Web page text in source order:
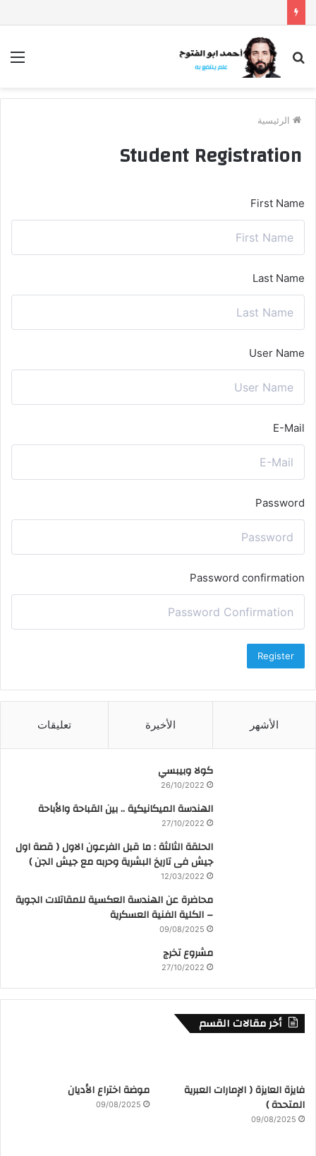
بحث
عن
الرئيسية
Student Registration
First Name
Last Name
User Name
E-Mail
Password
Password confirmation
Register
الأشهر الأخيرة تعليقات
كولا وبيبسي
26/10/2022
الهندسة الميكانيكية .. بين القباحة والأباحة
27/10/2022
الحلقة الثالثة : ما قبل الفرعون الاول ( قصة اول
جيش فى تاريخ البشرية وحربه مع جيش الجن )
12/03/2022
محاضرة عن الهندسة العكسية للمقاتلات الجوية
– الكلية الفنية العسكرية
09/08/2025
مشروع تخرج
27/10/2022
أخر مقالات القسم
فايزة العايزة ( الإمارات العبرية
المتحدة )
09/08/2025
موضة اختراع الأديان
09/08/2025